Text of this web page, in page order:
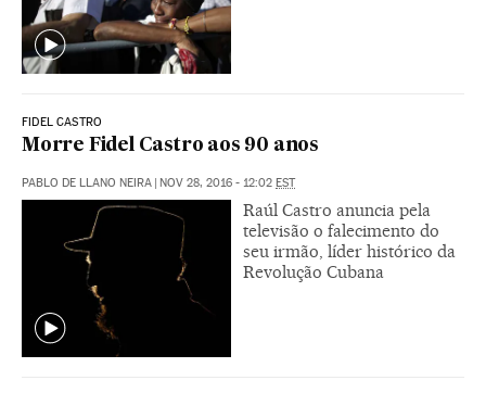
FIDEL CASTRO
Morre Fidel Castro aos 90 anos
PABLO DE LLANO NEIRA | NOV 28, 2016 - 12:02 EST
Raúl Castro anuncia pela
televisão o falecimento do
seu irmão, líder histórico da
Revolução Cubana